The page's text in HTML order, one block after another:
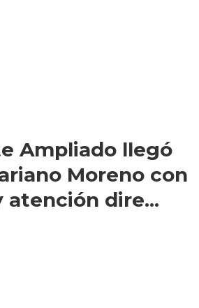
Ampliado llegó
Moreno con
atención dire...